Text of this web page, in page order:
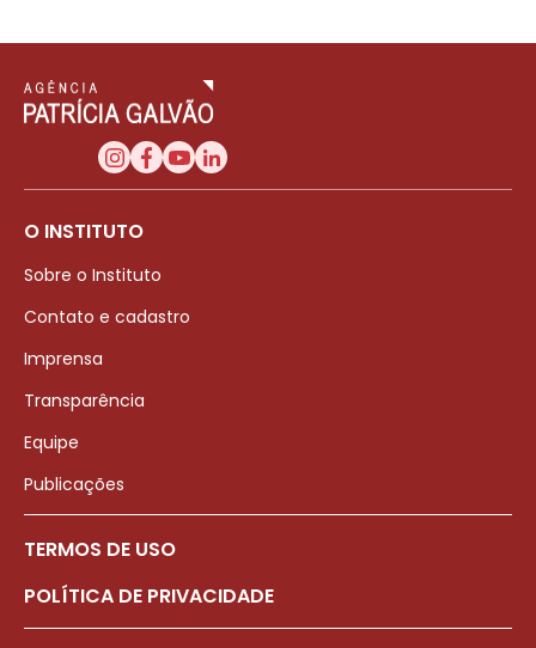
O INSTITUTO
Sobre o Instituto
Contato e cadastro
Imprensa
Transparência
Equipe
Publicações
TERMOS DE USO
POLÍTICA DE PRIVACIDADE